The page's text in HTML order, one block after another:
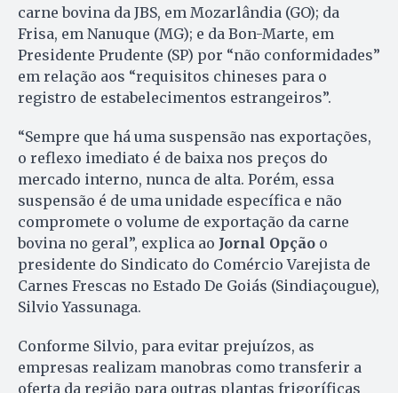
carne bovina da JBS, em Mozarlândia (GO); da
Frisa, em Nanuque (MG); e da Bon-Marte, em
Presidente Prudente (SP) por “não conformidades”
em relação aos “requisitos chineses para o
registro de estabelecimentos estrangeiros”.
“Sempre que há uma suspensão nas exportações,
o reflexo imediato é de baixa nos preços do
mercado interno, nunca de alta. Porém, essa
suspensão é de uma unidade específica e não
compromete o volume de exportação da carne
bovina no geral”, explica ao Jornal Opção o
presidente do Sindicato do Comércio Varejista de
Carnes Frescas no Estado De Goiás (Sindiaçougue),
Silvio Yassunaga.
Conforme Silvio, para evitar prejuízos, as
empresas realizam manobras como transferir a
oferta da região para outras plantas frigoríficas